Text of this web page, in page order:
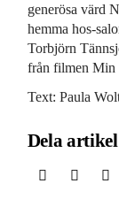
generösa värd
hemma hos-
Torbjörn
från filmen Min
Text: Paula
Dela artikel